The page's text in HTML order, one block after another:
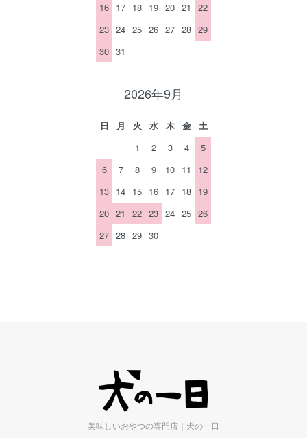
16 17 18 19 20 21
22
23 24 25 26 27 28 29
30 31
2026年9月
日 月 火 水 木 金
土
1
2 3 4
5
6
7 8 9 10 11
12
13 14 15 16 17 18 19
20 21 22 23 24 25 26
27 28 29 30
美味しいおやつの専門店｜犬の一日